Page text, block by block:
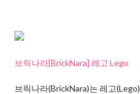
브릭나라[BrickNara] 레고 Lego
브릭나라(BrickNara)는 레고